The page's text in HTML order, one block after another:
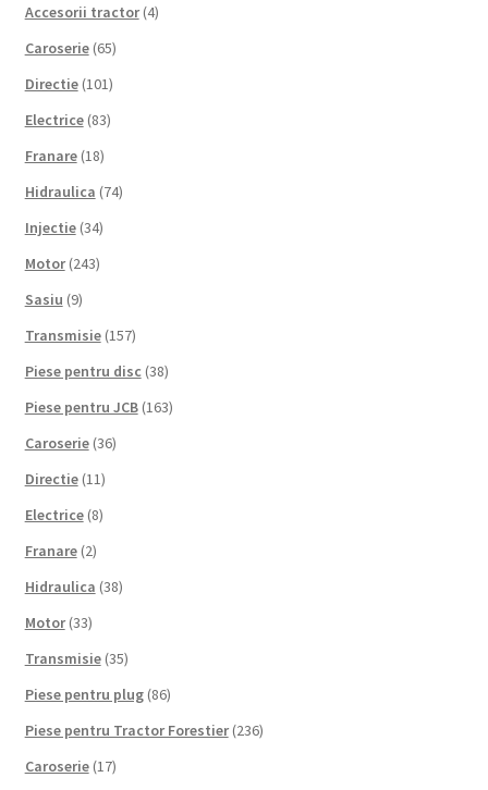
Accesorii tractor (4)
Caroserie (65)
Directie (101)
Electrice (83)
Franare (18)
Hidraulica (74)
Injectie (34)
Motor (243)
Sasiu (9)
Transmisie (157)
Piese pentru disc (38)
Piese pentru JCB (163)
Caroserie (36)
Directie (11)
Electrice (8)
Franare (2)
Hidraulica (38)
Motor (33)
Transmisie (35)
Piese pentru plug (86)
Piese pentru Tractor Forestier (236)
Caroserie (17)